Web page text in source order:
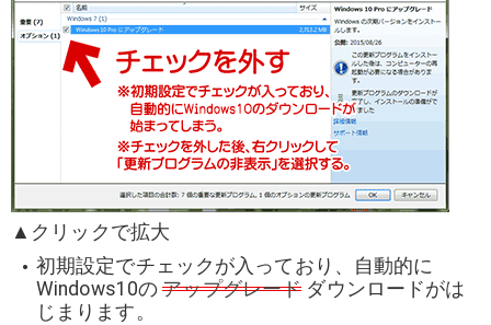
▲クリックで拡大
初期設定でチェックが入っており、自動的に
Windows10のアップグレード ダウンロードがは
じまります。